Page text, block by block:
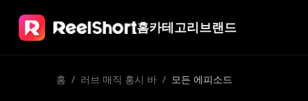
홈카테고리브랜드
홈 / 러브 매직 홍시 바 / 모든 에피소드